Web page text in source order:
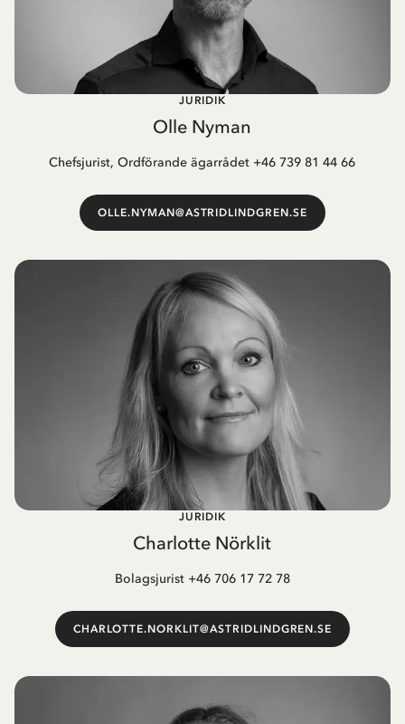
JURIDIK
Olle Nyman
Chefsjurist, Ordförande ägarrådet +46 739 81 44 66
OLLE.NYMAN@ASTRIDLINDGREN.SE
JURIDIK
Charlotte Nörklit
Bolagsjurist +46 706 17 72 78
CHARLOTTE.NORKLIT@ASTRIDLINDGREN.SE